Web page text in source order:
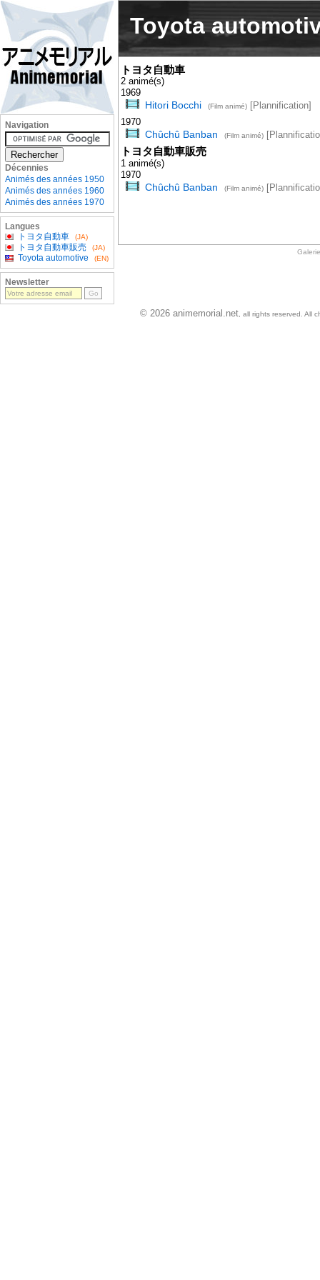
Toyota
トヨタ自動車
2 animé(s)
1969
Hitori Bocchi (Film animé)[Plannification]
1970
Chûchû Banban (Film animé)
トヨタ自動車販売
1 animé(s)
1970
Chûchû Banban (Film animé)
Galerie
Navigation
Décennies
Animés des années 1950
Animés des années 1960
Animés des années 1970
Langues
トヨタ自動車
(JA)
トヨタ自動車販売 (JA)
Toyota automotive (EN)
Newsletter
© 2026 animemorial.net , all rights reserved. All